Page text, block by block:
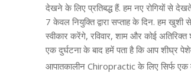
देखने के लिए प्रतिबद्ध हैं. हम नए रोगियों से
7 केवल नियुक्ति द्वारा सप्ताह के दिन. हम खुशी
स्वीकार करेंगे, रविवार, शाम और कोई
एक दुर्घटना के बाद हमें पता है कि आप शीघ्र
आपातकालीन Chiropractic के लिए सिर्फ एक